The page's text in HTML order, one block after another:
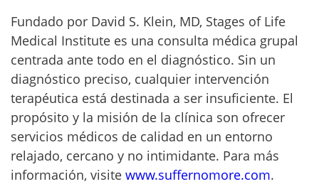
Fundado por David S. Klein, MD, Stages of Life
Medical Institute es una consulta médica grupal
centrada ante todo en el diagnóstico. Sin un
diagnóstico preciso, cualquier intervención
terapéutica está destinada a ser insuficiente. El
propósito y la misión de la clínica son ofrecer
servicios médicos de calidad en un entorno
relajado, cercano y no intimidante. Para más
información, visite www.suffernomore.com.